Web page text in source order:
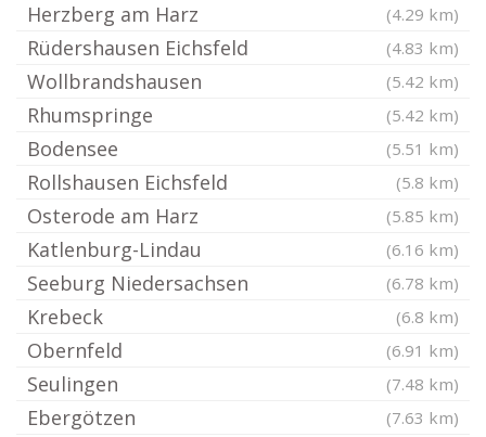
Herzberg am Harz (4.29 km)
Rüdershausen Eichsfeld (4.83 km)
Wollbrandshausen (5.42 km)
Rhumspringe (5.42 km)
Bodensee (5.51 km)
Rollshausen Eichsfeld (5.8 km)
Osterode am Harz (5.85 km)
Katlenburg-Lindau (6.16 km)
Seeburg Niedersachsen (6.78 km)
Krebeck (6.8 km)
Obernfeld (6.91 km)
Seulingen (7.48 km)
Ebergötzen (7.63 km)